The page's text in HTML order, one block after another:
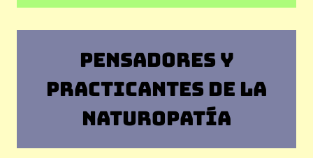
PENSADORES Y
PRACTICANTES DE LA
NATUROPATÍA